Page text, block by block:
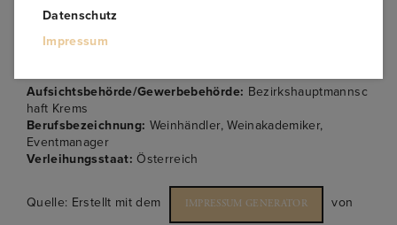
Mitglied bei:WKO
reglementierten Handelsgewerbe; Organisation von
Aufsichtsbehörde/Gewerbebehörde: Bezirkshauptmannsc
haft Krems
Berufsbezeichnung: Weinhändler, Weinakademiker,
Eventmanager
Verleihungsstaat: Österreich
Quelle: Erstellt mit dem IMPRESSUM GENERATOR
von
Datenschutz
Impressum